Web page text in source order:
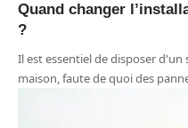
Quand changer
?
Il est essentiel de disposer
maison, faute de quoi des